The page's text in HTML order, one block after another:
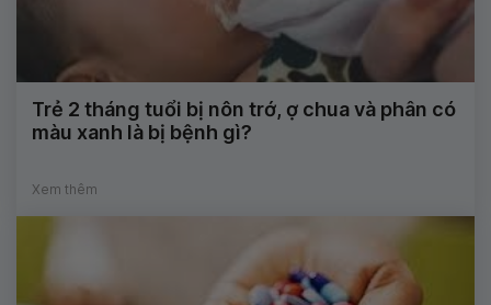
Trẻ 2 tháng tuổi bị nôn trớ, ợ chua và phân có
màu xanh là bị bệnh gì?
Xem thêm